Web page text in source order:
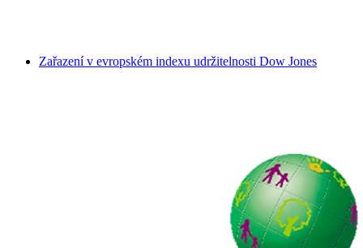
Zařazení v evropském indexu udržitelnosti Dow Jones